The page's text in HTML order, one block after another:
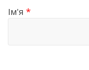
Ім'я*